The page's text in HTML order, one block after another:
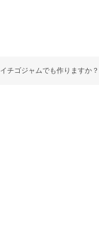
イチゴジャムでも作りますか